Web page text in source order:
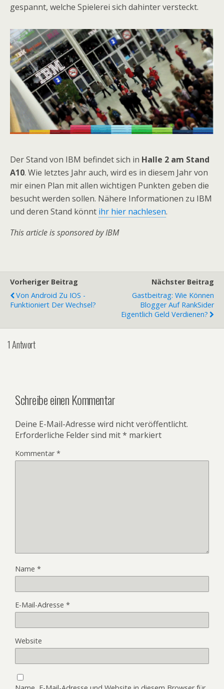
gespannt, welche Spielerei sich dahinter versteckt.
Der Stand von IBM befindet sich in Halle 2 am Stand
A10. Wie letztes Jahr auch, wird es in diesem Jahr von
mir einen Plan mit allen wichtigen Punkten geben die
besucht werden sollen. Nähere Informationen zu IBM
und deren Stand könnt ihr hier nachlesen.
This article is sponsored by IBM
Vorheriger Beitrag
Von Android Zu IOS -
Funktioniert Der Wechsel?
Nächster Beitrag
Gastbeitrag: Wie Können
Blogger Auf RankSider
Eigentlich Geld Verdienen?
1 Antwort
Schreibe einen Kommentar
Deine E-Mail-Adresse wird nicht veröffentlicht.
Erforderliche Felder sind mit* markiert
Kommentar*
Name *
E-Mail-Adresse *
Website